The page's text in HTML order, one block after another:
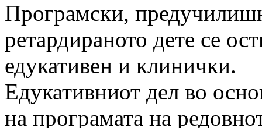
Програмски,
ретардираното дете се
едукативен и клинички.
Едукативниот дел во
на програмата на